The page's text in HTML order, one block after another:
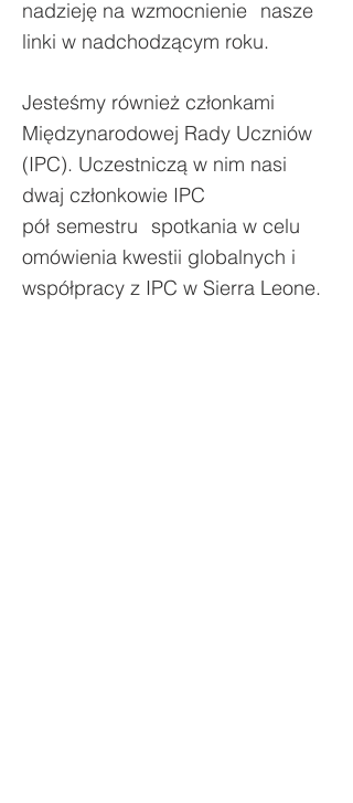
nadzieję na wzmocnienie nasze
linki w nadchodzącym roku.
Jesteśmy również członkami
Międzynarodowej Rady Uczniów
(IPC). Uczestniczą w nim nasi
dwaj członkowie IPC
pół semestru
spotkania w celu
omówienia kwestii globalnych i
współpracy z IPC w Sierra Leone.